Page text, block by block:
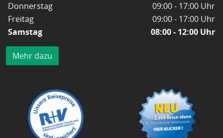
Donnerstag
09:00 - 17:00 Uhr
Freitag
09:00 - 17:00 Uhr
Samstag
08:00 - 12:00 Uhr
Mehr dazu